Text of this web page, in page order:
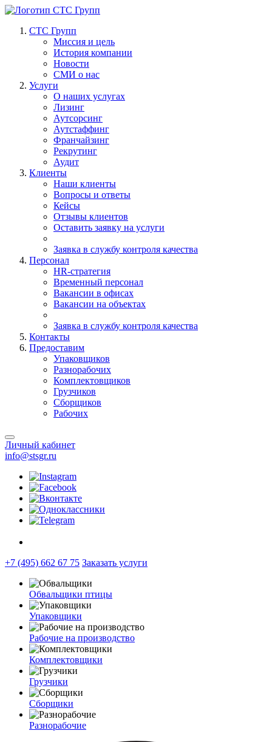
СТС Групп
Миссия и цель
История компании
Новости
СМИ о нас
Услуги
О наших услугах
Лизинг
Аутсорсинг
Аутстаффинг
Франчайзинг
Рекрутинг
Аудит
Клиенты
Наши клиенты
Вопросы и ответы
Кейсы
Отзывы клиентов
Оставить заявку на услуги
Заявка в службу контроля качества
Персонал
HR-стратегия
Временный персонал
Вакансии в офисах
Вакансии на объектах
Заявка в службу контроля качества
Контакты
Предоставим
Упаковщиков
Разнорабочих
Комплектовщиков
Грузчиков
Сборщиков
Рабочих
Личный кабинет
info@stsgr.ru
+7 (495) 662 67 75 Заказать услуги
Обвальщики птицы
Упаковщики
Рабочие на производство
Комплектовщики
Грузчики
Сборщики
Разнорабочие